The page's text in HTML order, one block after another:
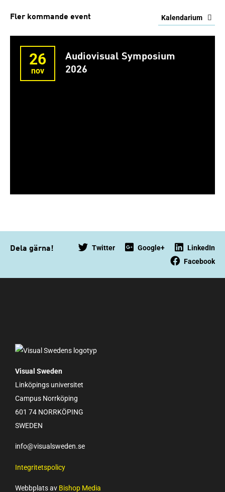
Fler kommande event Kalendarium
26
nov
Audiovisual Symposium
2026
Dela gärna! LinkedIn
Google+
Twitter
Facebook
Visual Sweden
Linköpings universitet
Campus Norrköping
601 74 NORRKÖPING
SWEDEN
info@visualsweden.se
Integritetspolicy
Webbplats av Bishop Media